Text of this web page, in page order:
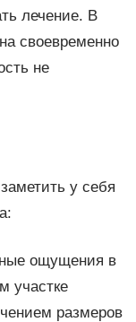
лечение. В
своевременно
не
у себя
ощущения в
участке
размеров